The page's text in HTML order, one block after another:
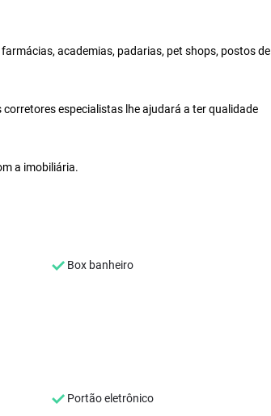
academias, padarias, pet shops, postos de
especialistas lhe ajudará a ter qualidade
a imobiliária.
Box banheiro
Portão eletrônico